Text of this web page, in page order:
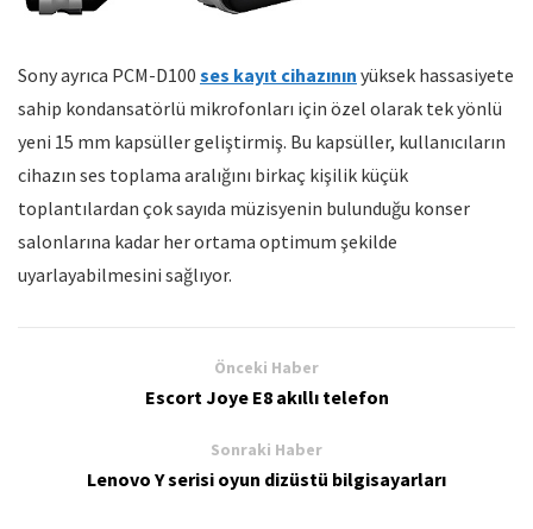
Sony ayrıca PCM-D100 ses kayıt cihazının yüksek hassasiyete
sahip kondansatörlü mikrofonları için özel olarak tek yönlü
yeni 15 mm kapsüller geliştirmiş. Bu kapsüller, kullanıcıların
cihazın ses toplama aralığını birkaç kişilik küçük
toplantılardan çok sayıda müzisyenin bulunduğu konser
salonlarına kadar her ortama optimum şekilde
uyarlayabilmesini sağlıyor.
Önceki Haber
Escort Joye E8 akıllı telefon
Sonraki Haber
Lenovo Y serisi oyun dizüstü bilgisayarları